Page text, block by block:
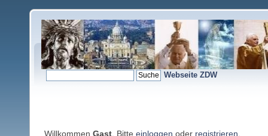
Webseite ZDW
Willkommen Gast . Bitte einloggen oder registrieren